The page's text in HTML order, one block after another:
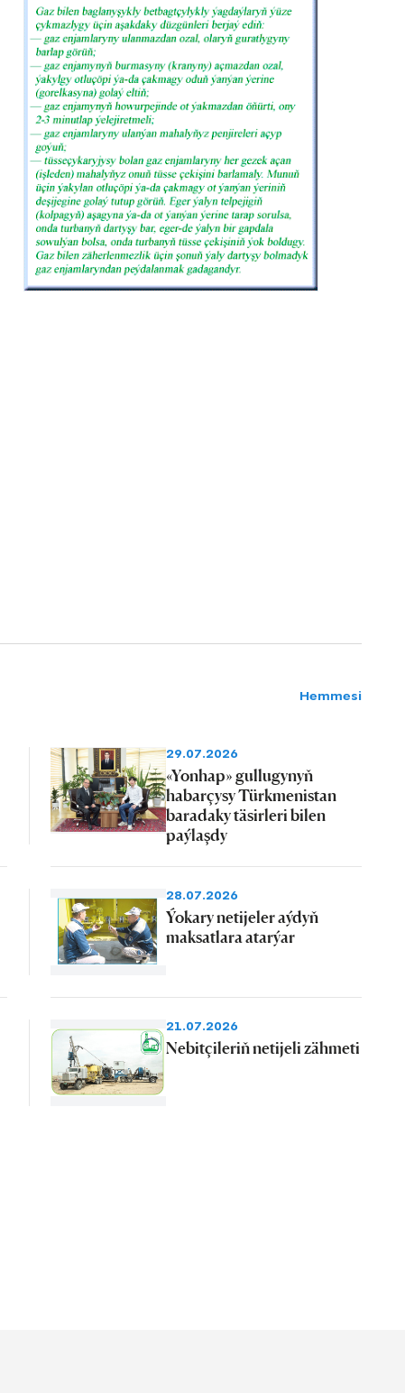
Hemmesi
29.07.2026
«Yonhap» gullugynyň
habarçysy Türkmenistan
baradaky täsirleri bilen
paýlaşdy
28.07.2026
Ýokary netijeler aýdyň
maksatlara atarýar
21.07.2026
Nebitçileriň netijeli zähmeti